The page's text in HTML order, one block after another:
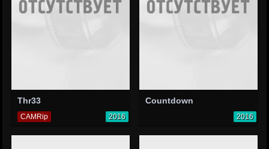
Thr33
CAMRip 2016
Countdown
2016